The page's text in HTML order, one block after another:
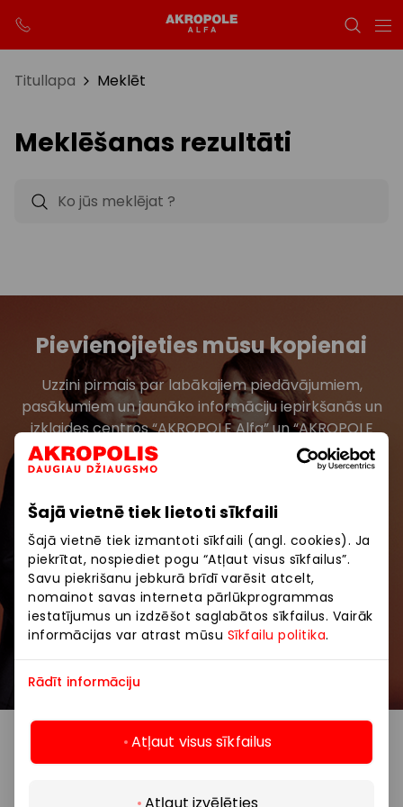
Šajā vietnē tiek lietoti sīkfaili
Šajā vietnē tiek izmantoti sīkfaili (angl. cookies). Ja
piekrītat, nospiediet pogu “Atļaut visus sīkfailus”.
Savu piekrišanu jebkurā brīdī varēsit atcelt,
nomainot savas interneta pārlūkprogrammas
iestatījumus un izdzēšot saglabātos sīkfailus. Vairāk
informācijas var atrast mūsu Sīkfailu politika.
Rādīt informāciju
Atļaut visus sīkfailus
Atļaut izvēlēties
Titullapa Meklēt
Meklēšanas rezultāti
Pievienojieties mūsu kopienai
Uzzini pirmais par labākajiem piedāvājumiem,
pasākumiem un jaunāko informāciju iepirkšanās un
izklaides centros “AKROPOLE Alfa” un “AKROPOLE
Abonēt
Abonējot jaunumus, jūs apstiprināt, ka esat
sasniedzis vismaz 13 gadu vecumu.